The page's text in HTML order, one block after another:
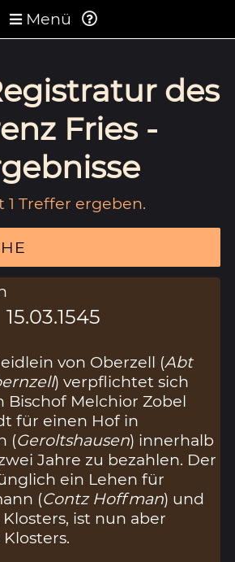
Menü
des
Fries -
1 Treffer ergeben.
15.03.1545
von Oberzell (Abt
) verpflichtet sich
Bischof Melchior Zobel
für einen Hof in
(Geroltshausen) innerhalb
Jahre zu bezahlen. Der
ein Lehen für
(Contz Hoffman) und
ist nun aber